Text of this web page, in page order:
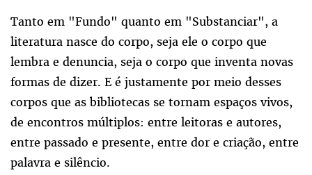
Tanto em "Fundo" quanto em "Substanciar", a
literatura nasce do corpo, seja ele o corpo que
lembra e denuncia, seja o corpo que inventa novas
formas de dizer. E é justamente por meio desses
corpos que as bibliotecas se tornam espaços vivos,
de encontros múltiplos: entre leitoras e autores,
entre passado e presente, entre dor e criação, entre
palavra e silêncio.